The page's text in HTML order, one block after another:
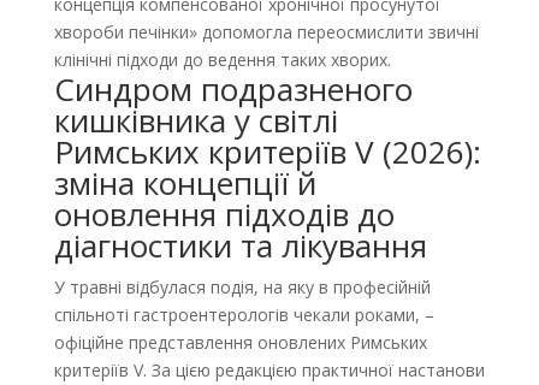
хвороби печінки» допомогла переосмислити звичні
клінічні підходи до ведення таких хворих.
Синдром подразненого
кишківника у світлі
Римських критеріїв V (2026):
зміна концепції й
оновлення підходів до
діагностики та лікування
У травні відбулася подія, на яку в професійній
спільноті гастроентерологів чекали роками, –
офіційне представлення оновлених Римських
критеріїв V. За цією редакцією практичної настанови